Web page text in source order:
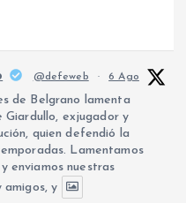
@defeweb · 6 Ago
de Belgrano lamenta
exjugador y
quien defendió la
Lamentamos
enviamos nuestras
amigos, y